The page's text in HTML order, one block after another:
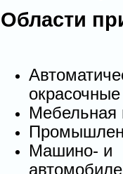
Области
Мебельная
Машино- и